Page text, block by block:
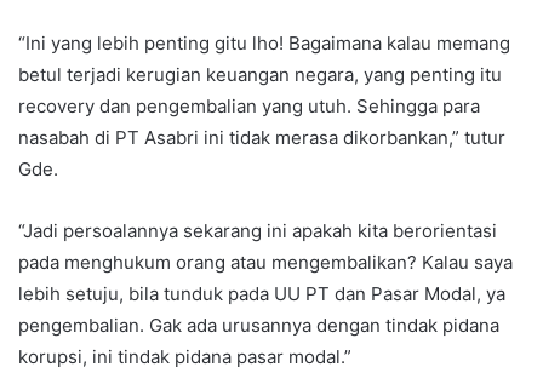
“Ini yang lebih penting gitu lho! Bagaimana kalau memang
betul terjadi kerugian keuangan negara, yang penting itu
recovery dan pengembalian yang utuh. Sehingga para
nasabah di PT Asabri ini tidak merasa dikorbankan,” tutur
Gde.
“Jadi persoalannya sekarang ini apakah kita berorientasi
pada menghukum orang atau mengembalikan? Kalau saya
lebih setuju, bila tunduk pada UU PT dan Pasar Modal, ya
pengembalian. Gak ada urusannya dengan tindak pidana
korupsi, ini tindak pidana pasar modal.”